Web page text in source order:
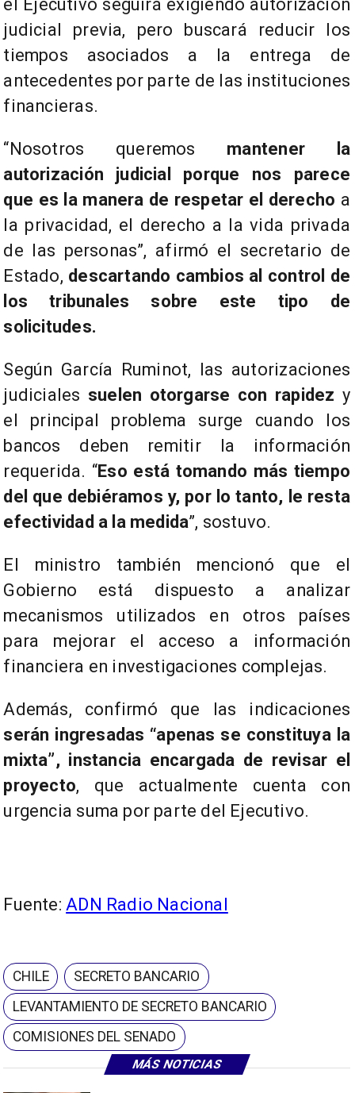
MÁS NOTICIAS
el Ejecutivo seguirá exigiendo autorización
judicial previa, pero buscará reducir los
tiempos asociados a la entrega de
antecedentes por parte de las instituciones
financieras.
“Nosotros queremos mantener la
autorización judicial porque nos parece
que es la manera de respetar el derecho a
la privacidad, el derecho a la vida privada
de las personas”, afirmó el secretario de
Estado, descartando cambios al control de
los tribunales sobre este tipo de
solicitudes.
Según García Ruminot, las autorizaciones
judiciales suelen otorgarse con rapidez y
el principal problema surge cuando los
bancos deben remitir la información
requerida. “Eso está tomando más tiempo
del que debiéramos y, por lo tanto, le resta
efectividad a la medida”, sostuvo.
El ministro también mencionó que el
Gobierno está dispuesto a analizar
mecanismos utilizados en otros países
para mejorar el acceso a información
financiera en investigaciones complejas.
Además, confirmó que las indicaciones
serán ingresadas “apenas se constituya la
mixta”, instancia encargada de revisar el
proyecto, que actualmente cuenta con
urgencia suma por parte del Ejecutivo.
Fuente: ADN Radio Nacional
CHILE
SECRETO BANCARIO
LEVANTAMIENTO DE SECRETO BANCARIO
COMISIONES DEL SENADO